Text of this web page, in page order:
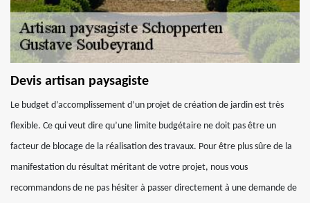
Devis artisan paysagiste
Le budget d’accomplissement d’un projet de création de jardin est très
flexible. Ce qui veut dire qu’une limite budgétaire ne doit pas être un
facteur de blocage de la réalisation des travaux. Pour être plus sûre de la
manifestation du résultat méritant de votre projet, nous vous
recommandons de ne pas hésiter à passer directement à une demande de